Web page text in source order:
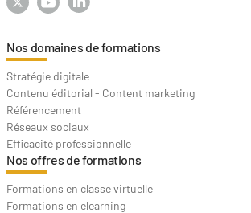
Nos domaines de formations
Stratégie digitale
Contenu éditorial - Content marketing
Référencement
Réseaux sociaux
Efficacité professionnelle
Nos offres de formations
Formations en classe virtuelle
Formations en elearning